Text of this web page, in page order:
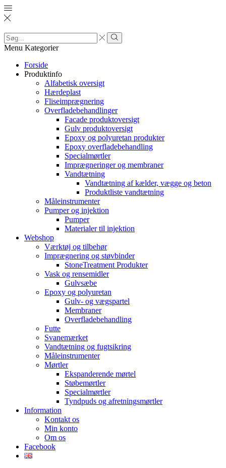
Search
input
Search
Menu Kategorier
Forside
Produktinfo
Alfabetisk oversigt
Hærdeplast
Fliseimprægnering
Overfladebehandlinger
Facade produktoversigt
Gulv produktoversigt
Epoxy og polyuretan produkter
Epoxy overfladebehandling
Specialmørtler
Imprægneringer og membraner
Vandtætning
Vandtætning af kælder, vægge og beton
Produktliste vandtætning
Måleinstrumenter
Pumper og injektion
Pumper
Materialer til injektion
Webshop
Værktøj og tilbehør
Imprægnering og støvbinder
StoneTreatment Produkter
Vask og rensemidler
Gulvsæbe
Epoxy og polyuretan
Gulv- og vægspartel
Membraner
Overfladebehandling
Futte
Svanemærket
Vandtætning og fugtsikring
Måleinstrumenter
Mørtler
Ekspanderende mørtel
Støbemørtler
Specialmørtler
Tyndpuds og afretningsmørtler
Information
Kontakt os
Min konto
Om os
Facebook